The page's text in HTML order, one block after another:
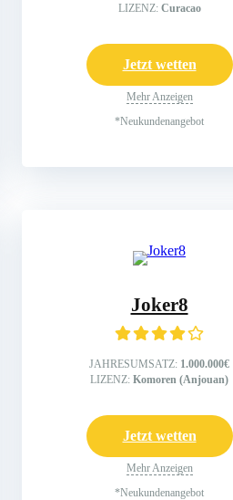
LIZENZ: Curacao
Jetzt wetten
Mehr Anzeigen
*Neukundenangebot
Joker8
JAHRESUMSATZ: 1.000.000€
LIZENZ: Komoren (Anjouan)
Jetzt wetten
Mehr Anzeigen
*Neukundenangebot